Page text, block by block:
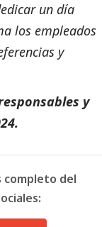
un día
los empleados
y
y
completo del